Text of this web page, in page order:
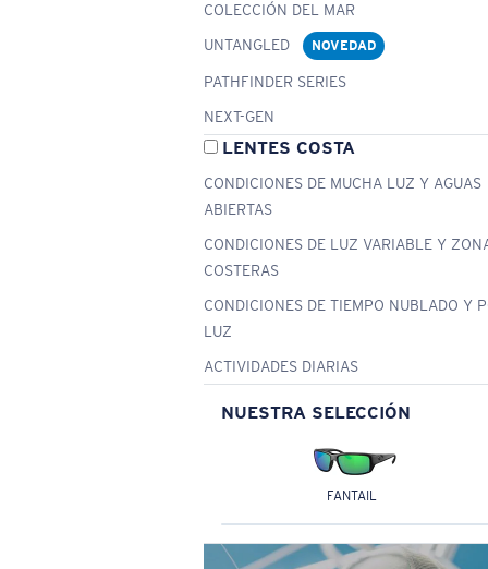
COLECCIÓN DEL MAR
UNTANGLED
NOVEDAD
PATHFINDER SERIES
NEXT-GEN
LENTES COSTA
CONDICIONES DE MUCHA LUZ Y AGUAS
ABIERTAS
CONDICIONES DE LUZ VARIABLE Y
COSTERAS
CONDICIONES DE TIEMPO NUBLADO Y
LUZ
ACTIVIDADES DIARIAS
NUESTRA SELECCIÓN
FANTAIL